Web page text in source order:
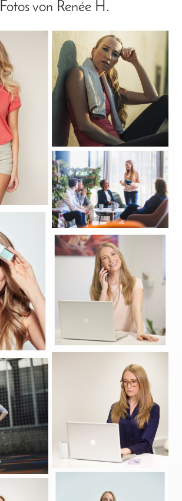
Fotos von Renée H.